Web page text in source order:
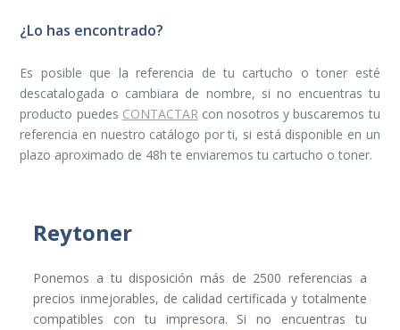
¿Lo has encontrado?
Es posible que la referencia de tu cartucho o toner esté
descatalogada o cambiara de nombre, si no encuentras tu
producto puedes CONTACTARcon nosotros y buscaremos tu
referencia en nuestro catálogo por ti, si está disponible en un
plazo aproximado de 48h te enviaremos tu cartucho o toner.
Reytoner
Ponemos a tu disposición más de 2500 referencias a
precios inmejorables, de calidad certificada y totalmente
compatibles con tu impresora. Si no encuentras tu